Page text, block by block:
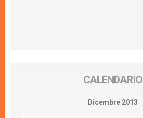
CALENDARIO
Dicembre 2013